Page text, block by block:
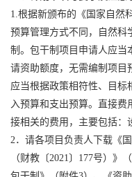
1.根据新颁布的《国家自然
预算管理方式不同，自然科
制。包干制项目申请人应当
请资助额度，无需编制项目
应当根据政策相符性、目标
入预算和支出预算。直接费
接相关的费用，主要包括：
2．请各项目负责人下载《
（财教〔2021 〕 177号）》